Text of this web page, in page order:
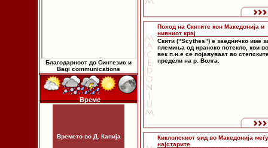
Благодарност до Синтезис и
Bagi communications
Време
Времето во Д. Капија
Поход на Скитите кон Македонија и
нивниот крај
Скити (“Scythes”) е заедничко име
племиња од иранско потекло, кои
век п.н.е се појавуваат во
предели на р. Волга.
Киклопскиот ѕид во Македонија меѓу
најстарите